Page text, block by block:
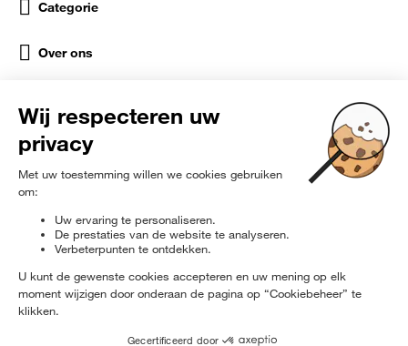
Categorie
Over ons
Sociale netwerken
rɘ furbished